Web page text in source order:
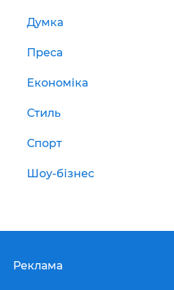
Думка
Преса
Економіка
Стиль
Спорт
Шоу-бізнес
Реклама